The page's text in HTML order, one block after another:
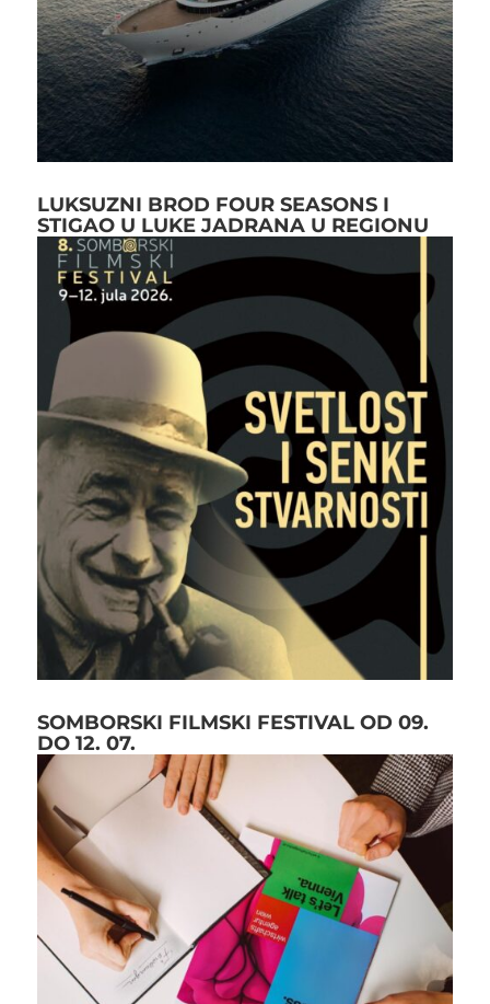
LUKSUZNI BROD FOUR SEASONS I
STIGAO U LUKE JADRANA U REGIONU
SOMBORSKI FILMSKI FESTIVAL OD 09.
DO 12. 07.